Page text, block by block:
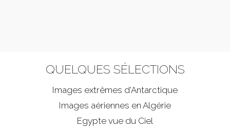
QUELQUES SÉLECTIONS
Images extrêmes d'Antarctique
Images aériennes en Algérie
Egypte vue du Ciel